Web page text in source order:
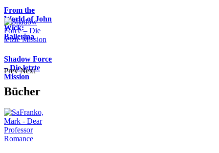
From the
World of John
Wick:
Ballerina
Shadow Force
– Die letzte
Mission
Prev Next
Bücher